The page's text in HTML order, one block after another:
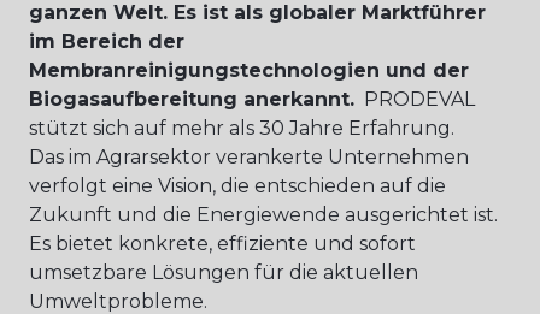
ganzen Welt. Es ist als globaler Marktführer
im Bereich der
Membranreinigungstechnologien und der
Biogasaufbereitung anerkannt. PRODEVAL
stützt sich auf mehr als 30 Jahre Erfahrung.
Das im Agrarsektor verankerte Unternehmen
verfolgt eine Vision, die entschieden auf die
Zukunft und die Energiewende ausgerichtet ist.
Es bietet konkrete, effiziente und sofort
umsetzbare Lösungen für die aktuellen
Umweltprobleme.